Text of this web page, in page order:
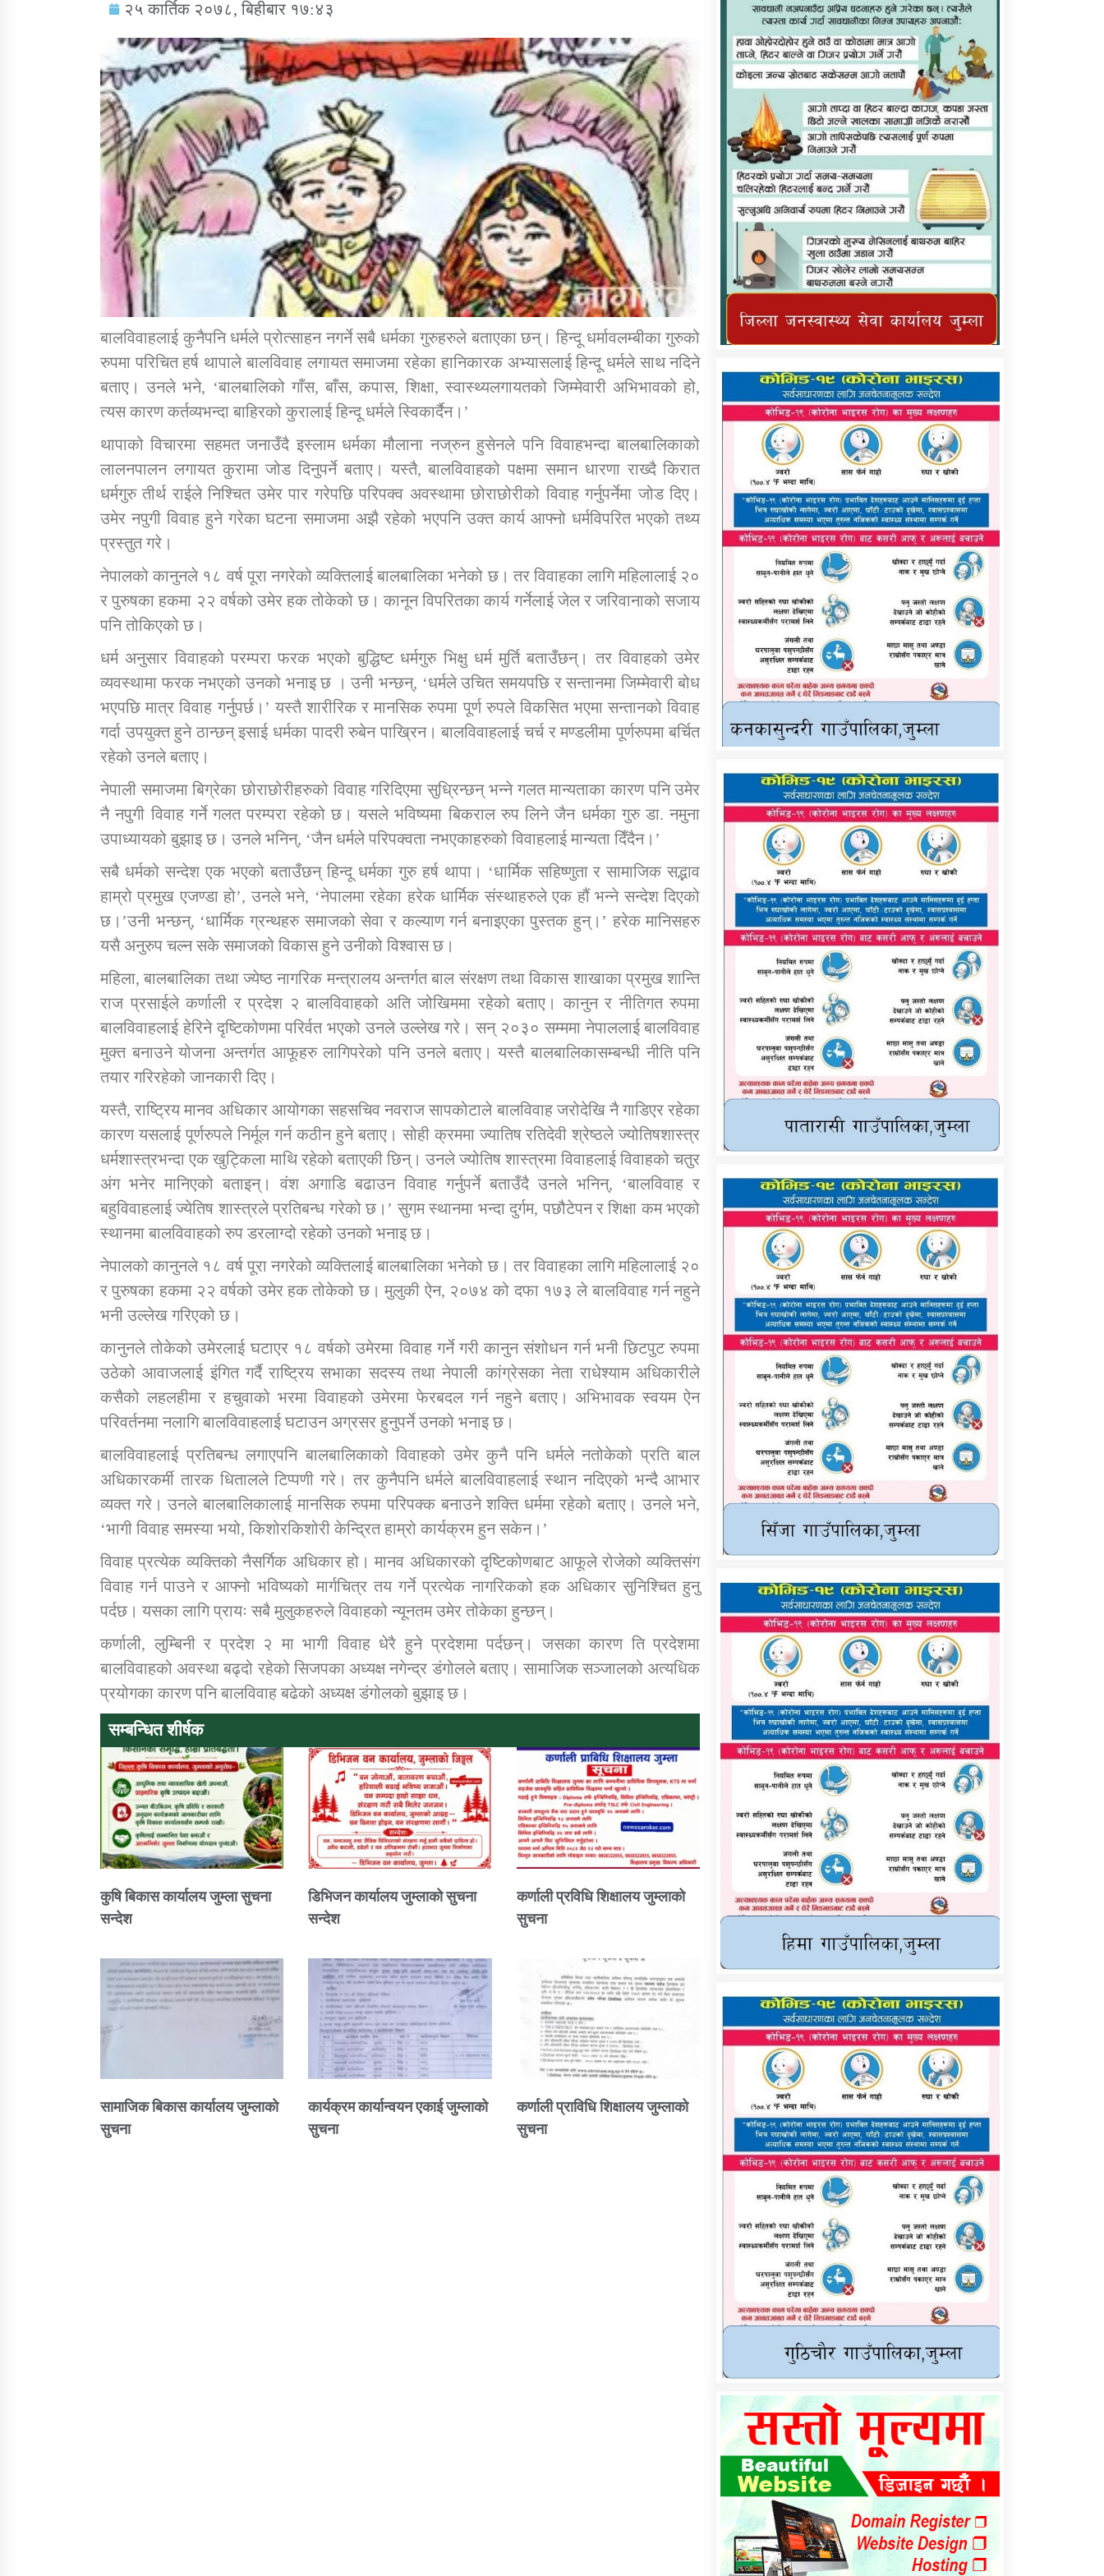
सामाजिक बिकास कार्यालय जुम्लाकाे सुचना कार्यक्रम कार्यान्वयन एकाई जुम्लाको सुचना कर्णाली प्राविधि शिक्षालय जुम्लाको सुचना
तातोपानी गाउँपालिकाको न्यायिक समिति सम्बन्धी
तातोपानी गाउँपालिका जुम्लाको महिला तथा
लैङ्गिक हिंसा सम्बन्धी सूचना सन्देश
तातोपानी गाउँपालिका जुम्लाको महिनावारी
तातोपानी गाउँपालिका जुम्लाको बालविवाह सन्देश तातोपानी गाउँपालिका जुम्लाको सूचना
२५ कार्तिक २०७८, बिहीबार १७:४३
बालविवाहलाई कुनैपनि धर्मले प्रोत्साहन नगर्ने सबै धर्मका गुरुहरुले बताएका छन्। हिन्दू धर्मावलम्बीका गुरुको
रुपमा परिचित हर्ष थापाले बालविवाह लगायत समाजमा रहेका हानिकारक अभ्यासलाई हिन्दू धर्मले साथ नदिने
बताए। उनले भने, ‘बालबालिको गाँस, बाँस, कपास, शिक्षा, स्वास्थ्यलगायतको जिम्मेवारी अभिभावको हो,
त्यस कारण कर्तव्यभन्दा बाहिरको कुरालाई हिन्दू धर्मले स्विकार्दैन।’
थापाको विचारमा सहमत जनाउँदै इस्लाम धर्मका मौलाना नज्रुन हुसेनले पनि विवाहभन्दा बालबालिकाको
लालनपालन लगायत कुरामा जोड दिनुपर्ने बताए। यस्तै, बालविवाहको पक्षमा समान धारणा राख्दै किरात
धर्मगुरु तीर्थ राईले निश्चित उमेर पार गरेपछि परिपक्व अवस्थामा छोराछोरीको विवाह गर्नुपर्नेमा जोड दिए।
उमेर नपुगी विवाह हुने गरेका घटना समाजमा अझै रहेको भएपनि उक्त कार्य आफ्नो धर्मविपरित भएको तथ्य
प्रस्तुत गरे।
नेपालको कानुनले १८ वर्ष पूरा नगरेको व्यक्तिलाई बालबालिका भनेको छ। तर विवाहका लागि महिलालाई २०
र पुरुषका हकमा २२ वर्षको उमेर हक तोकेको छ। कानून विपरितका कार्य गर्नेलाई जेल र जरिवानाको सजाय
पनि तोकिएको छ।
धर्म अनुसार विवाहको परम्परा फरक भएको बुद्धिष्ट धर्मगुरु भिक्षु धर्म मुर्ति बताउँछन्। तर विवाहको उमेर
व्यवस्थामा फरक नभएको उनको भनाइ छ । उनी भन्छन्, ‘धर्मले उचित समयपछि र सन्तानमा जिम्मेवारी बोध
भएपछि मात्र विवाह गर्नुपर्छ।’ यस्तै शारीरिक र मानसिक रुपमा पूर्ण रुपले विकसित भएमा सन्तानको विवाह
गर्दा उपयुक्त हुने ठान्छन् इसाई धर्मका पादरी रुबेन पाख्रिन। बालविवाहलाई चर्च र मण्डलीमा पूर्णरुपमा बर्चित
रहेको उनले बताए।
नेपाली समाजमा बिग्रेका छोराछोरीहरुको विवाह गरिदिएमा सुध्रिन्छन् भन्ने गलत मान्यताका कारण पनि उमेर
नै नपुगी विवाह गर्ने गलत परम्परा रहेको छ। यसले भविष्यमा बिकराल रुप लिने जैन धर्मका गुरु डा. नमुना
उपाध्यायको बुझाइ छ। उनले भनिन्, ‘जैन धर्मले परिपक्वता नभएकाहरुको विवाहलाई मान्यता दिँदैन।’
सबै धर्मको सन्देश एक भएको बताउँछन् हिन्दू धर्मका गुरु हर्ष थापा। ‘धार्मिक सहिष्णुता र सामाजिक सद्भाव
हाम्रो प्रमुख एजण्डा हो’, उनले भने, ‘नेपालमा रहेका हरेक धार्मिक संस्थाहरुले एक हौं भन्ने सन्देश दिएको
छ।’उनी भन्छन्, ‘धार्मिक ग्रन्थहरु समाजको सेवा र कल्याण गर्न बनाइएका पुस्तक हुन्।’ हरेक मानिसहरु
यसै अनुरुप चल्न सके समाजको विकास हुने उनीको विश्वास छ।
महिला, बालबालिका तथा ज्येष्ठ नागरिक मन्त्रालय अन्तर्गत बाल संरक्षण तथा विकास शाखाका प्रमुख शान्ति
राज प्रसाईले कर्णाली र प्रदेश २ बालविवाहको अति जोखिममा रहेको बताए। कानुन र नीतिगत रुपमा
बालविवाहलाई हेरिने दृष्टिकोणमा परिर्वत भएको उनले उल्लेख गरे। सन् २०३० सम्ममा नेपाललाई बालविवाह
मुक्त बनाउने योजना अन्तर्गत आफूहरु लागिपरेको पनि उनले बताए। यस्तै बालबालिकासम्बन्धी नीति पनि
तयार गरिरहेको जानकारी दिए।
यस्तै, राष्ट्रिय मानव अधिकार आयोगका सहसचिव नवराज सापकोटाले बालविवाह जरोदेखि नै गाडिएर रहेका
कारण यसलाई पूर्णरुपले निर्मूल गर्न कठीन हुने बताए। सोही क्रममा ज्यातिष रतिदेवी श्रेष्ठले ज्योतिषशास्त्र
धर्मशास्त्रभन्दा एक खुट्किला माथि रहेको बताएकी छिन्। उनले ज्योतिष शास्त्रमा विवाहलाई विवाहको चतुर
अंग भनेर मानिएको बताइन्। वंश अगाडि बढाउन विवाह गर्नुपर्ने बताउँदै उनले भनिन्, ‘बालविवाह र
बहुविवाहलाई ज्येतिष शास्त्रले प्रतिबन्ध गरेको छ।’ सुगम स्थानमा भन्दा दुर्गम, पछौटेपन र शिक्षा कम भएको
स्थानमा बालविवाहको रुप डरलाग्दो रहेको उनको भनाइ छ।
नेपालको कानुनले १८ वर्ष पूरा नगरेको व्यक्तिलाई बालबालिका भनेको छ। तर विवाहका लागि महिलालाई २०
र पुरुषका हकमा २२ वर्षको उमेर हक तोकेको छ। मुलुकी ऐन, २०७४ को दफा १७३ ले बालविवाह गर्न नहुने
भनी उल्लेख गरिएको छ।
कानुनले तोकेको उमेरलाई घटाएर १८ वर्षको उमेरमा विवाह गर्ने गरी कानुन संशोधन गर्न भनी छिटपुट रुपमा
उठेको आवाजलाई इंगित गर्दै राष्ट्रिय सभाका सदस्य तथा नेपाली कांग्रेसका नेता राधेश्याम अधिकारीले
कसैको लहलहीमा र हचुवाको भरमा विवाहको उमेरमा फेरबदल गर्न नहुने बताए। अभिभावक स्वयम ऐन
परिवर्तनमा नलागि बालविवाहलाई घटाउन अग्रसर हुनुपर्ने उनको भनाइ छ।
बालविवाहलाई प्रतिबन्ध लगाएपनि बालबालिकाको विवाहको उमेर कुनै पनि धर्मले नतोकेको प्रति बाल
अधिकारकर्मी तारक धितालले टिप्पणी गरे। तर कुनैपनि धर्मले बालविवाहलाई स्थान नदिएको भन्दै आभार
व्यक्त गरे। उनले बालबालिकालाई मानसिक रुपमा परिपक्क बनाउने शक्ति धर्ममा रहेको बताए। उनले भने,
‘भागी विवाह समस्या भयो, किशोरकिशोरी केन्द्रित हाम्रो कार्यक्रम हुन सकेन।’
विवाह प्रत्येक व्यक्तिको नैसर्गिक अधिकार हो। मानव अधिकारको दृष्टिकोणबाट आफूले रोजेको व्यक्तिसंग
विवाह गर्न पाउने र आफ्नो भविष्यको मार्गचित्र तय गर्ने प्रत्येक नागरिकको हक अधिकार सुनिश्चित हुनु
पर्दछ। यसका लागि प्रायः सबै मुलुकहरुले विवाहको न्यूनतम उमेर तोकेका हुन्छन्।
कर्णाली, लुम्बिनी र प्रदेश २ मा भागी विवाह धेरै हुने प्रदेशमा पर्दछन्। जसका कारण ति प्रदेशमा
बालविवाहको अवस्था बढ्दो रहेको सिजपका अध्यक्ष नगेन्द्र डंगोलले बताए। सामाजिक सञ्जालको अत्यधिक
प्रयोगका कारण पनि बालविवाह बढेको अध्यक्ष डंगोलको बुझाइ छ।
सम्बन्धित शीर्षक
कुषि बिकास कार्यालय जुम्ला सुचना
सन्देश
डिभिजन कार्यालय जुम्लाको सुचना
सन्देश
कर्णाली प्रविधि शिक्षालय जुम्लाको
सुचना
सामाजिक बिकास कार्यालय जुम्लाकाे
सुचना
कार्यक्रम कार्यान्वयन एकाई जुम्लाको
सुचना
कर्णाली प्राविधि शिक्षालय जुम्लाको
सुचना